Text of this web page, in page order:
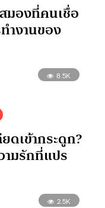
มองที่คนเชื่อ
ำงานของ
8.5K
ดเข้ากระดูก?
ามรักที่แปร
2.5K